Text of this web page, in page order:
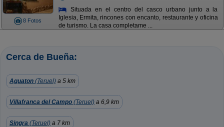
8 Fotos
Situada en el centro del casco urbano junto a la
Iglesia, Ermita, rincones con encanto, restaurante y oficina
de turismo. La casa completame ...
Cerca de Bueña:
Aguaton (Teruel) a 5 km
Villafranca del Campo (Teruel) a 6,9 km
Singra (Teruel) a 7 km